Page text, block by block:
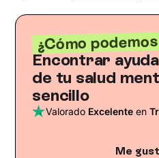
¿Cómo
Encontrar
de tu salud
sencillo
Valorado Excelente en
Me